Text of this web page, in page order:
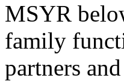
MSYR
family
partners